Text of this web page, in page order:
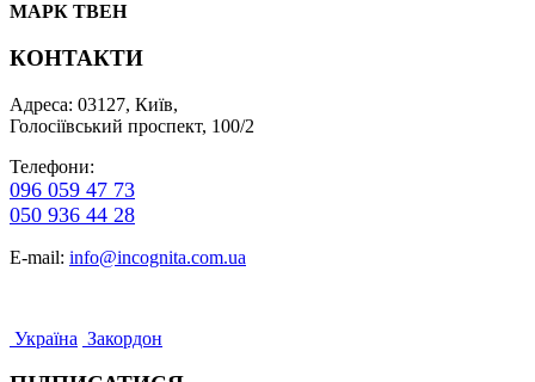
МАРК ТВЕН
КОНТАКТИ
Адреса: 03127, Київ,
Голосіївський проспект, 100/2
Телефони:
096 059 47 73
050 936 44 28
E-mail: info@incognita.com.ua
Україна Закордон